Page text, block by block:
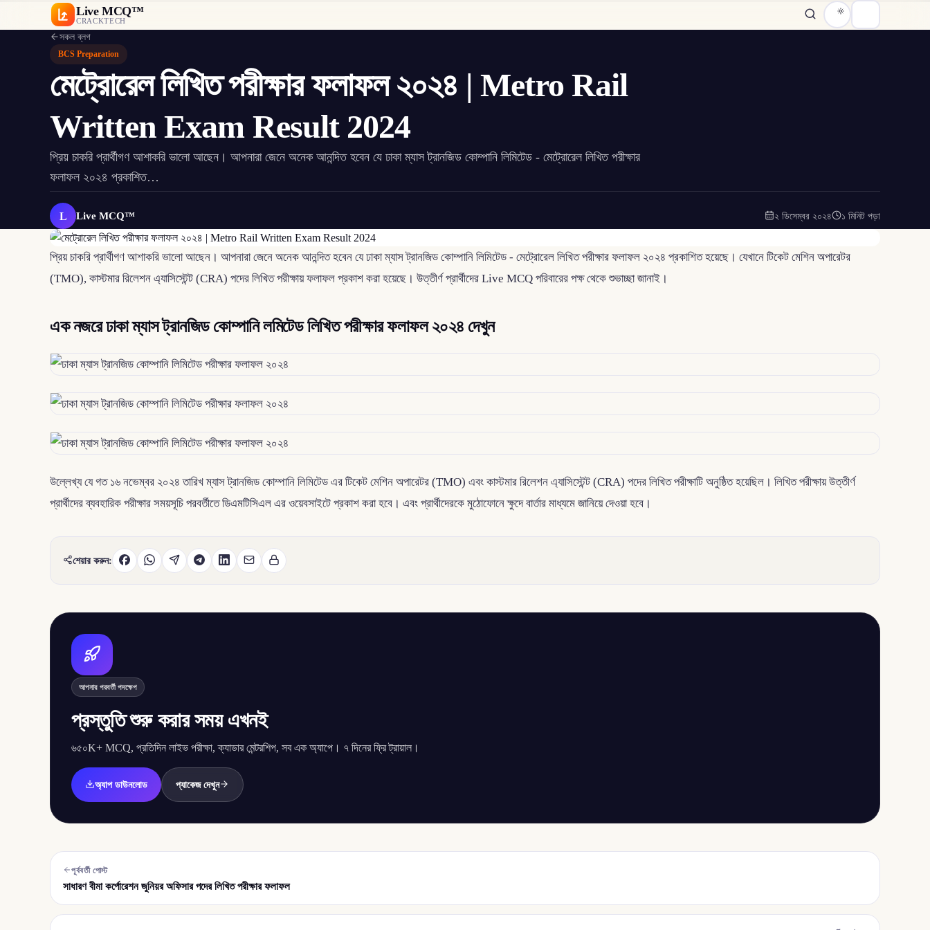
Live MCQ™
CRACKTECH
সকল ব্লগ
BCS Preparation
মেট্রোরেল লিখিত পরীক্ষার ফলাফল ২০২৪ | Metro Rail
Written Exam Result 2024
প্রিয় চাকরি প্রার্থীগণ আশাকরি ভালো আছেন। আপনারা জেনে অনেক আনন্দিত হবেন যে ঢাকা ম্যাস ট্রানজিড কোম্পানি লিমিটেড - মেট্রোরেল লিখিত পরীক্ষার
ফলাফল ২০২৪ প্রকাশিত…
L Live MCQ™ ২ ডিসেম্বর ২০২৪ ১ মিনিট পড়া
প্রিয় চাকরি প্রার্থীগণ আশাকরি ভালো আছেন। আপনারা জেনে অনেক আনন্দিত হবেন যে ঢাকা ম্যাস ট্রানজিড কোম্পানি লিমিটেড - মেট্রোরেল লিখিত পরীক্ষার ফলাফল ২০২৪ প্রকাশিত হয়েছে। যেখানে টিকেট মেশিন অপারেটর
(TMO), কাস্টমার রিলেশন এ্যাসিস্টেন্ট (CRA) পদের লিখিত পরীক্ষায় ফলাফল প্রকাশ করা হয়েছে। উত্তীর্ণ প্রার্থীদের Live MCQ পরিবারের পক্ষ থেকে শুভাচ্ছা জানাই।
এক নজরে ঢাকা ম্যাস ট্রানজিড কোম্পানি লমিটেড লিখিত পরীক্ষার ফলাফল ২০২৪ দেখুন
উল্লেখ্য যে গত ১৬ নভেম্বর ২০২৪ তারিখ ম্যাস ট্রানজিড কোম্পানি লিমিটেড এর টিকেট মেশিন অপারেটর (TMO) এবং কাস্টমার রিলেশন এ্যাসিস্টেন্ট (CRA) পদের লিখিত পরীক্ষাটি অনুষ্ঠিত হয়েছিল। লিখিত পরীক্ষায় উত্তীর্ণ
প্রার্থীদের ব্যবহারিক পরীক্ষার সময়সূচি পরবর্তীতে ডিএমটিসিএল এর ওয়েবসাইটে প্রকাশ করা হবে। এবং প্রার্থীদেরকে মুঠোফোনে ক্ষুদে বার্তার মাধ্যমে জানিয়ে দেওয়া হবে।
শেয়ার করুন:
আপনার পরবর্তী পদক্ষেপ
প্রস্তুতি শুরু করার সময় এখনই
৬৫০K+ MCQ, প্রতিদিন লাইভ পরীক্ষা, ক্যাডার মেন্টরশিপ, সব এক অ্যাপে। ৭ দিনের ফ্রি ট্রায়াল।
অ্যাপ ডাউনলোড প্যাকেজ দেখুন
পূর্ববর্তী পোস্ট
সাধারণ বীমা কর্পোরেশন জুনিয়র অফিসার পদের লিখিত পরীক্ষার ফলাফল